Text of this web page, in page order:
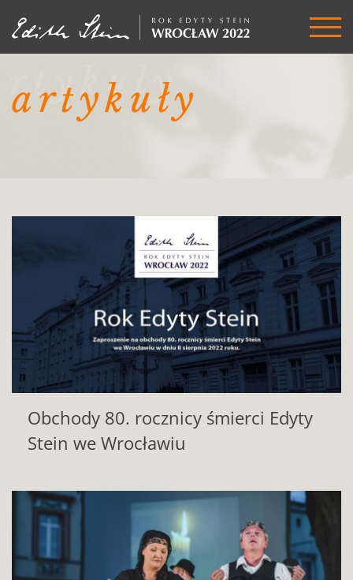
Edyty
artykuły
Obchody 80. rocznicy śmierci Edyty
Stein we Wrocławiu